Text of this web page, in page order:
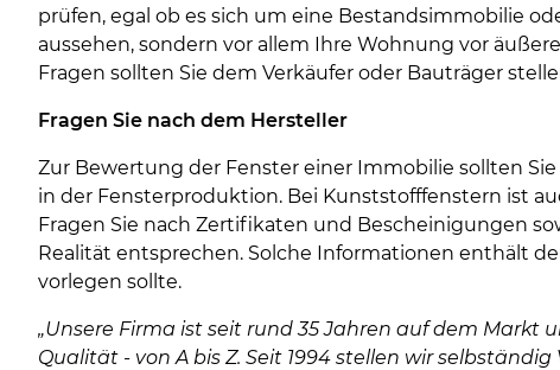
prüfen, egal ob es sich um eine Bestandsimmobilie
aussehen, sondern vor allem Ihre Wohnung vor
Fragen sollten Sie dem Verkäufer oder Bauträger
Fragen Sie nach dem Hersteller
Zur Bewertung der Fenster einer Immobilie sollten
in der Fensterproduktion. Bei Kunststofffenstern ist
Fragen Sie nach Zertifikaten und Bescheinigungen
Realität entsprechen. Solche Informationen enthält
vorlegen sollte.
„Unsere Firma ist seit rund 35 Jahren auf dem
Qualität - von A bis Z. Seit 1994 stellen wir